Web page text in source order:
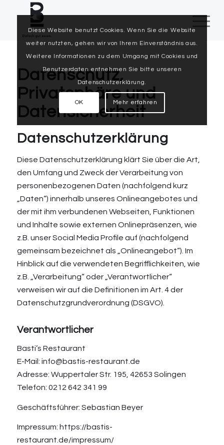
Datenschutz,
Privatsphäre und
Datensicherheit
Datenschutzerklärung
Diese Datenschutzerklärung klärt Sie über die Art,
den Umfang und Zweck der Verarbeitung von
personenbezogenen Daten (nachfolgend kurz
„Daten“) innerhalb unseres Onlineangebotes und
der mit ihm verbundenen Webseiten, Funktionen
und Inhalte sowie externen Onlinepräsenzen, wie
z.B. unser Social Media Profile auf (nachfolgend
gemeinsam bezeichnet als „Onlineangebot“). Im
Hinblick auf die verwendeten Begrifflichkeiten, wie
z.B. „Verarbeitung“ oder „Verantwortlicher“
verweisen wir auf die Definitionen im Art. 4 der
Datenschutzgrundverordnung (DSGVO).
Verantwortlicher
Basti’s Restaurant
E-Mail: info@bastis-restaurant.de
Adresse: Wuppertaler Str. 195, 42653 Solingen
Telefon: 0212 642 341 99
Geschäftsführer: Sebastian Beyer
Impressum: https://bastis-
restaurant.de/impressum/
Diese Website benutzt Cookies. Wenn Sie die Website
weiter nutzten, gehen wir von Ihrem Einverständnis aus.
Weitere Informationen zu dem Umgang mit Cookies und
Benutzerdaten entnehmen Sie bitte unseren
Datenschutzerklärung.
OK Mehr erfahren